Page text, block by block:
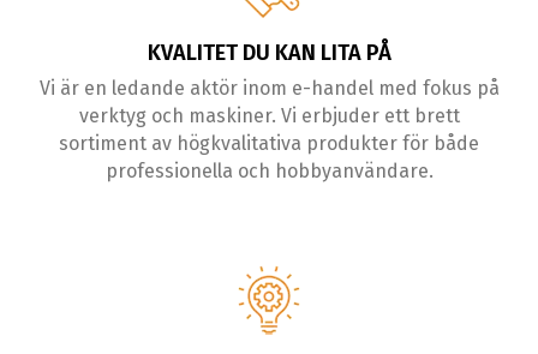
KVALITET DU KAN LITA PÅ
Vi är en ledande aktör inom e-handel med fokus på
verktyg och maskiner. Vi erbjuder ett brett
sortiment av högkvalitativa produkter för både
professionella och hobbyanvändare.